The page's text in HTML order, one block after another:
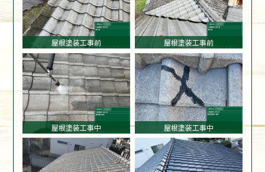
屋根塗装工事前 屋根塗装工事前
屋根塗装工事中 屋根塗装工事中